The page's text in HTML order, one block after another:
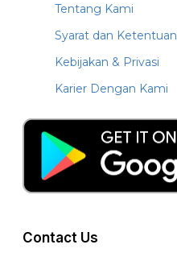
Tentang Kami
Syarat dan Ketentuan
Kebijakan & Privasi
Karier Dengan Kami
Contact Us